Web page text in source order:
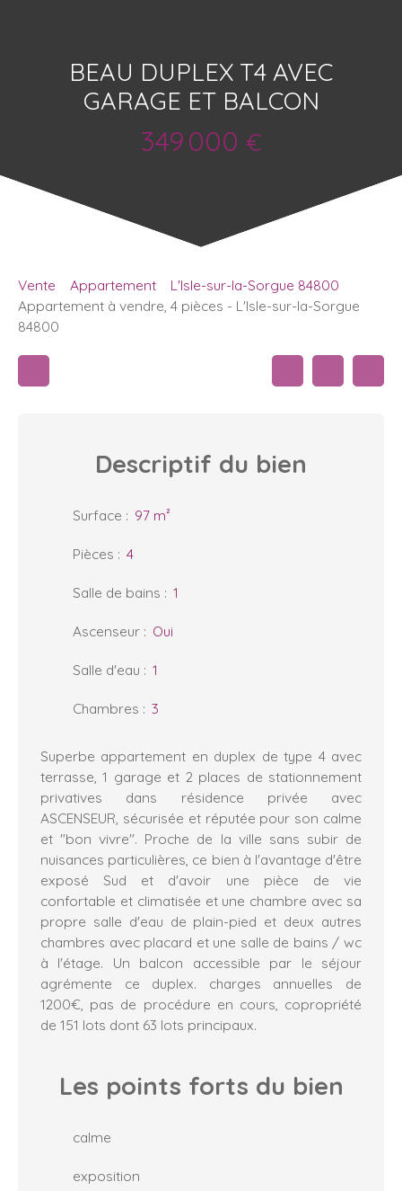
BEAU DUPLEX T4 AVEC
GARAGE ET BALCON
349 000 €
Vente Appartement
L'Isle-sur-la-Sorgue 84800
Appartement à vendre, 4 pièces - L'Isle-sur-la-Sorgue
84800
Descriptif du bien
Surface : 97 m²
Pièces : 4
Salle de bains : 1
Ascenseur : Oui
Salle d'eau : 1
Chambres : 3
Superbe appartement en duplex de type 4 avec
terrasse, 1 garage et 2 places de stationnement
privatives dans résidence privée avec
ASCENSEUR, sécurisée et réputée pour son calme
et "bon vivre". Proche de la ville sans subir de
nuisances particulières, ce bien à l'avantage d'être
exposé Sud et d'avoir une pièce de vie
confortable et climatisée et une chambre avec sa
propre salle d'eau de plain-pied et deux autres
chambres avec placard et une salle de bains / wc
à l'étage. Un balcon accessible par le séjour
agrémente ce duplex. charges annuelles de
1200€, pas de procédure en cours, copropriété
de 151 lots dont 63 lots principaux.
Les points forts du bien
calme
exposition